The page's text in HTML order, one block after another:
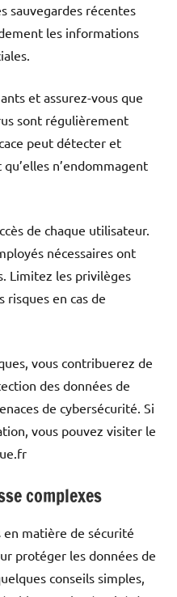
sauvegardes récentes
les informations
et assurez-vous que
sont régulièrement
peut détecter et
n’endommagent
de chaque utilisateur.
nécessaires ont
Limitez les privilèges
en cas de
vous contribuerez de
des données de
de cybersécurité. Si
vous pouvez visiter le
complexes
matière de sécurité
protéger les données de
conseils simples,